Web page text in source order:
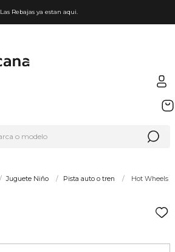
Las Rebajas ya estan aqui.
Juguete Niño Pista auto o tren
Hot Wheels